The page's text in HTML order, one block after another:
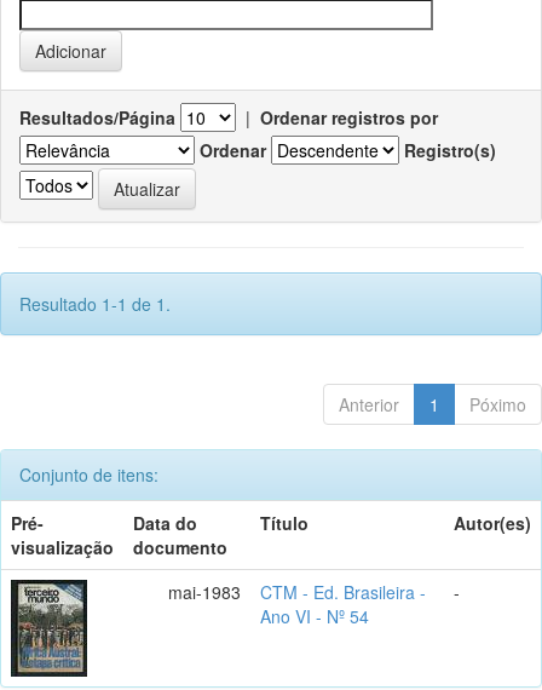
Resultados/Página | Ordenar registros por
Ordenar
Registro(s)
Resultado 1-1 de 1.
Anterior 1 Póximo
Conjunto de itens:
Pré-
visualização
Data do
documento
Título Autor(es)
mai-1983
CTM - Ed. Brasileira -
Ano VI - Nº 54
-